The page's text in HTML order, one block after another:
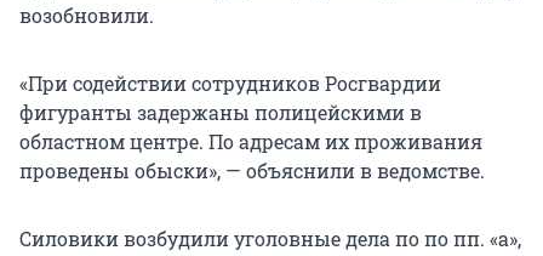
возобновили.
«При содействии сотрудников Росгвардии
фигуранты задержаны полицейскими в
областном центре. По адресам их проживания
проведены обыски», — объяснили в ведомстве.
Силовики возбудили уголовные дела по по пп. «а»,